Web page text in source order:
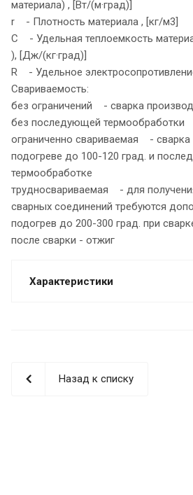
материала) , [Вт/(м·град)]
r - Плотность материала , [кг/м3]
C - Удельная теплоемкость
), [Дж/(кг·град)]
R - Удельное
Свариваемость:
без ограничений - сварка
без последующей термообработки
ограниченно свариваемая -
подогреве до 100-120 град. и
термообработке
трудносвариваемая - для
сварных соединений требуются
подогрев до 200-300 град. при
после сварки - отжиг
Характеристики
Назад к списку